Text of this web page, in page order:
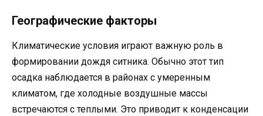
Географические факторы
Климатические условия играют важную роль в
формировании дождя ситника. Обычно этот тип
осадка наблюдается в районах с умеренным
климатом, где холодные воздушные массы
встречаются с теплыми. Это приводит к конденсации